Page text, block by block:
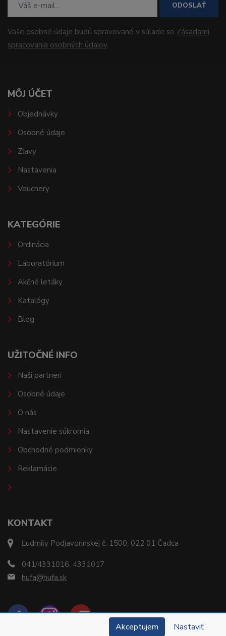
ODOSLAŤ
Vaše osobné údaje budú spravované v súlade so Zásadami
spracovania osobných údajov.
KONTAKT
Ľudmily Podjavorinskej č. 1500, 022 01 Čadca
041/4331016, 4331017
hufa@hufa.sk
MÔJ ÚČET
Objednávky
Osobné údaje
Zľavy
Nastavenia
Vouchery
KATEGÓRIE
Ordinácia
Laboratórium
Akčné letáky
Katalógy
Blog
UŽITOČNÉ INFO
Naši partneri
Osobné údaje
O nás
Nastavenie súkromia
Obchodné podmienky
Reklamácie
Akceptujem Nastaviť